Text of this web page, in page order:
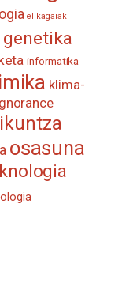
elikagaiak
genetika
informatika
klima-
osasuna